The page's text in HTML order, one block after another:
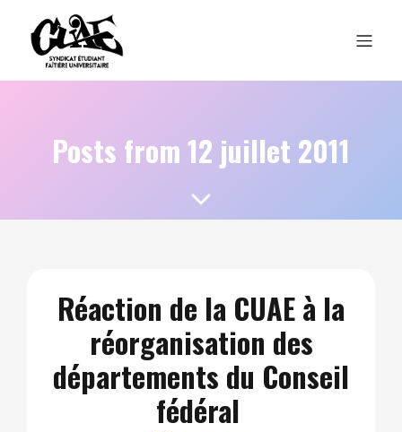
Posts from 12 juillet 2011
Réaction de la CUAE à la
réorganisation des
départements du Conseil
fédéral